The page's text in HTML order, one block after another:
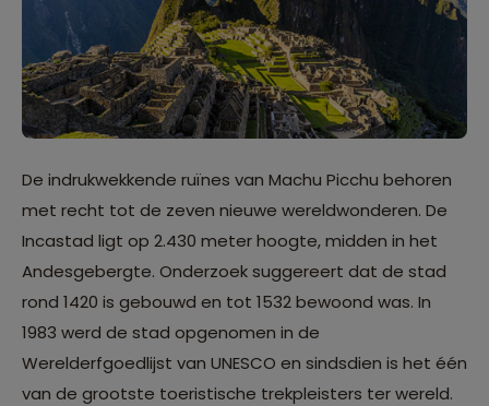
De indrukwekkende ruïnes van Machu Picchu behoren
met recht tot de zeven nieuwe wereldwonderen. De
Incastad ligt op 2.430 meter hoogte, midden in het
Andesgebergte. Onderzoek suggereert dat de stad
rond 1420 is gebouwd en tot 1532 bewoond was. In
1983 werd de stad opgenomen in de
Werelderfgoedlijst van UNESCO en sindsdien is het één
van de grootste toeristische trekpleisters ter wereld.